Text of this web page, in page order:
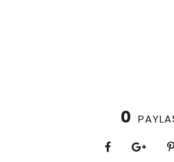
0